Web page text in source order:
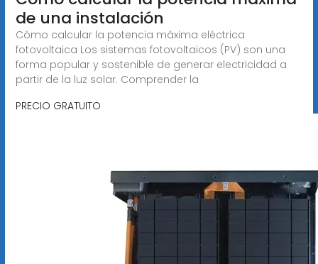
de una instalación
Cómo calcular la potencia máxima eléctrica
fotovoltaica Los sistemas fotovoltaicos (PV) son una
forma popular y sostenible de generar electricidad a
partir de la luz solar. Comprender la
PRECIO GRATUITO